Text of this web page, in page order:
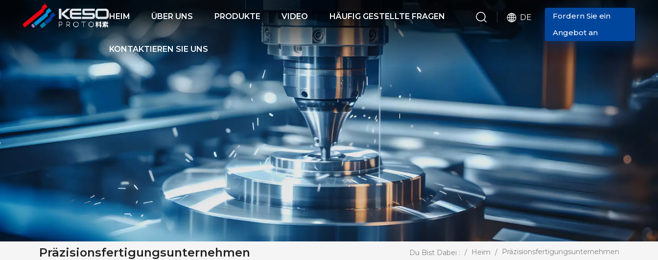
HEIM ÜBER UNS PRODUKTE VIDEO HÄUFIG GESTELLTE FRAGEN
KONTAKTIEREN SIE UNS
DE
Fordern Sie ein
Angebot an
Präzisionsfertigungsunternehmen Du Bist Dabei : / Heim / Präzisionsfertigungsunternehmen